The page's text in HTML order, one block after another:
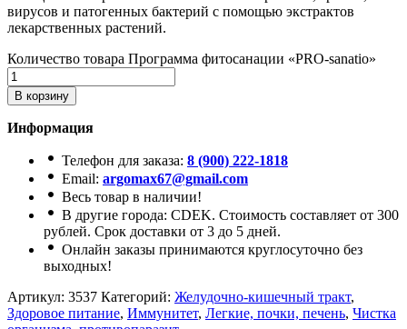
вирусов и патогенных бактерий с помощью экстрактов
лекарственных растений.
Количество товара Программа фитосанации «PRO-sanatio»
В корзину
Информация
Телефон для заказа: 8 (900) 222-1818
Email: argomax67@gmail.com
Весь товар в наличии!
В другие города: CDEK. Стоимость составляет от 300
рублей. Срок доставки от 3 до 5 дней.
Онлайн заказы принимаются круглосуточно без
выходных!
Артикул: 3537 Категорий: Желудочно-кишечный тракт,
Здоровое питание, Иммунитет, Легкие, почки, печень, Чистка